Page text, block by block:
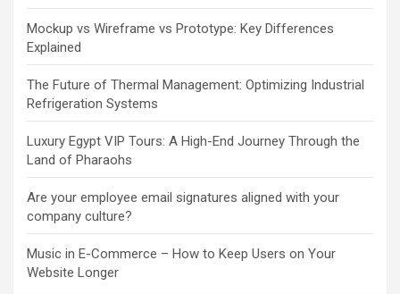
Mockup vs Wireframe vs Prototype: Key Differences
Explained
The Future of Thermal Management: Optimizing Industrial
Refrigeration Systems
Luxury Egypt VIP Tours: A High-End Journey Through the
Land of Pharaohs
Are your employee email signatures aligned with your
company culture?
Music in E-Commerce – How to Keep Users on Your
Website Longer